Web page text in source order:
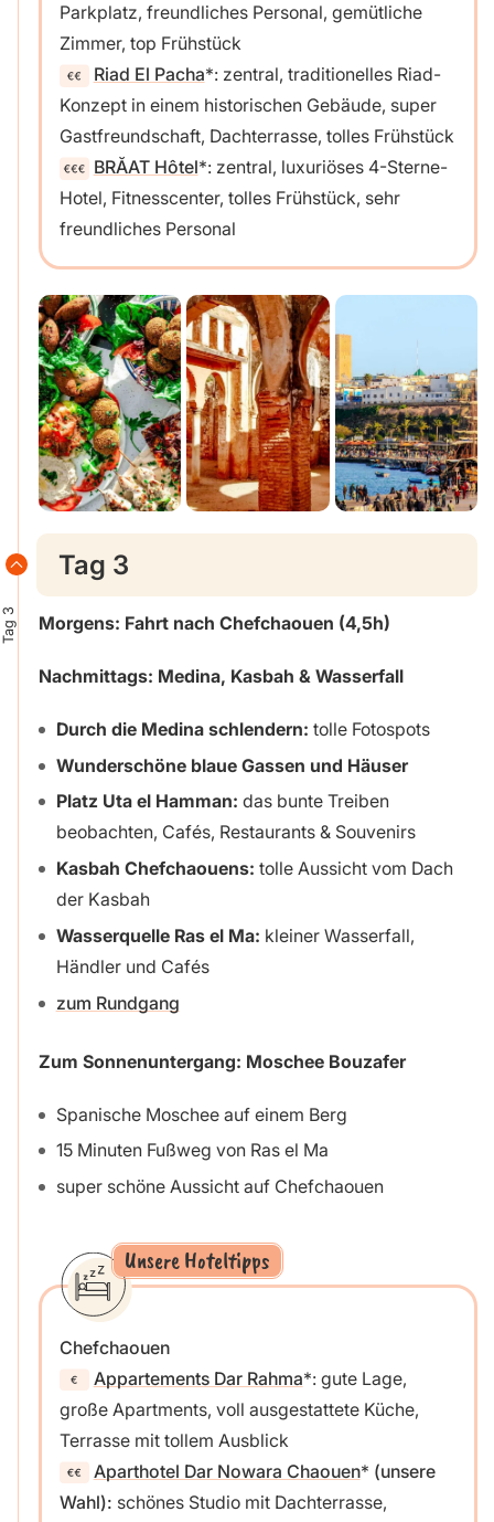
Parkplatz, freundliches Personal, gemütliche
Zimmer, top Frühstück
Riad El Pacha : zentral, traditionelles Riad-
Konzept in einem historischen Gebäude, super
Gastfreundschaft, Dachterrasse, tolles Frühstück
BRĂAT Hôtel : zentral, luxuriöses 4-Sterne-
Hotel, Fitnesscenter, tolles Frühstück, sehr
freundliches Personal
Tag 3
Tag 3
Morgens: Fahrt nach Chefchaouen (4,5h)
Nachmittags: Medina, Kasbah & Wasserfall
Durch die Medina schlendern: tolle Fotospots
Wunderschöne blaue Gassen und Häuser
Platz Uta el Hamman: das bunte Treiben
beobachten, Cafés, Restaurants & Souvenirs
Kasbah Chefchaouens: tolle Aussicht vom Dach
der Kasbah
Wasserquelle Ras el Ma: kleiner Wasserfall,
Händler und Cafés
zum Rundgang
Zum Sonnenuntergang: Moschee Bouzafer
Spanische Moschee auf einem Berg
15 Minuten Fußweg von Ras el Ma
super schöne Aussicht auf Chefchaouen
Unsere Hoteltipps
Chefchaouen
Appartements Dar Rahma : gute Lage,
große Apartments, voll ausgestattete Küche,
Terrasse mit tollem Ausblick
Aparthotel Dar Nowara Chaouen
(unsere
Wahl): schönes Studio mit Dachterrasse,